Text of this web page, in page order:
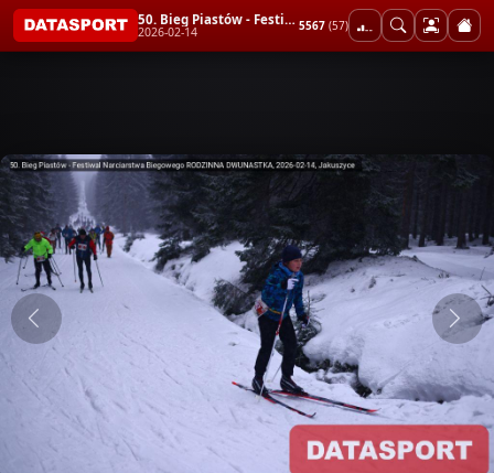
50. Bieg Piastów - Festiwal Narciarstwa Biegowego RODZINNA DWUNASTKA
2026-02-14 5567 (57)